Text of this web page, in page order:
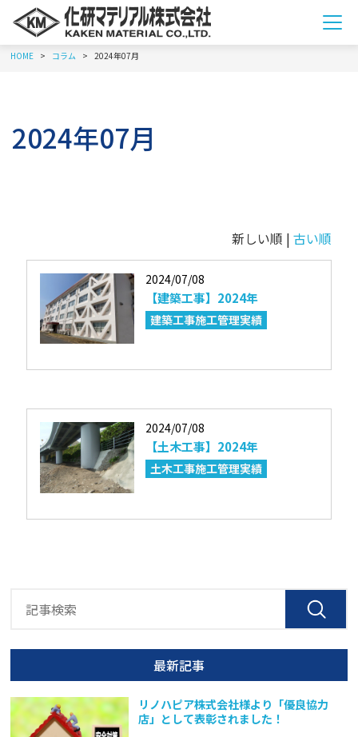
メ
ニ
HOME コラム 2024年07月
2024年07月
新しい順 | 古い順
2024/07/08
【建築工事】2024年
建築工事施工管理実績
2024/07/08
【土木工事】2024年
土木工事施工管理実績
最新記事
リノハピア株式会社様より「優良協力
店」として表彰されました！